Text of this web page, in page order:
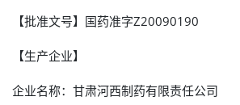
【批准文号】国药准字Z20090190
【生产企业】
企业名称：甘肃河西制药有限责任公司